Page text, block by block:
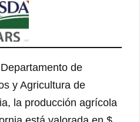
de
y Agricultura de
la producción agrícola